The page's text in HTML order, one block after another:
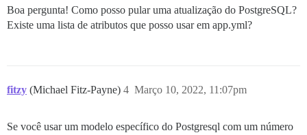
Boa pergunta! Como posso pular uma atualização do PostgreSQL?
Existe uma lista de atributos que posso usar em app.yml?
fitzy (Michael Fitz-Payne) Março 10, 2022, 11:07pm
4
Se você usar um modelo específico do Postgresql com um número